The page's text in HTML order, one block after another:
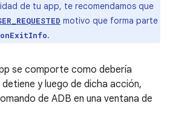
de tu app, te recomendamos que
motivo que forma parte
.
se comporte como debería
y luego de dicha acción,
de ADB en una ventana de